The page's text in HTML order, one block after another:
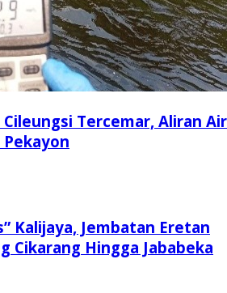
Cileungsi Tercemar, Aliran Air
Kalijaya, Jembatan Eretan
Cikarang Hingga Jababeka